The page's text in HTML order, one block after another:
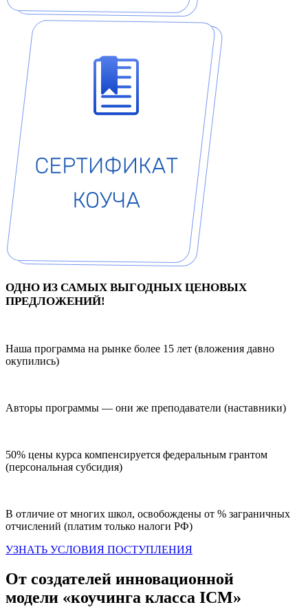
ОДНО ИЗ САМЫХ ВЫГОДНЫХ ЦЕНОВЫХ
ПРЕДЛОЖЕНИЙ!
Наша программа на рынке более 15 лет (вложения давно
окупились)
Авторы программы — они же преподаватели (наставники)
50% цены курса компенсируется федеральным грантом
(персональная субсидия)
В отличие от многих школ, освобождены от % заграничных
отчислений (платим только налоги РФ)
УЗНАТЬ УСЛОВИЯ ПОСТУПЛЕНИЯ
От создателей инновационной
модели «коучинга класса ICM»